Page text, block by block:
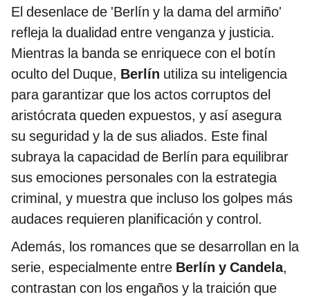
El desenlace de 'Berlín y la dama del armiño'
refleja la dualidad entre venganza y justicia.
Mientras la banda se enriquece con el botín
oculto del Duque, Berlín utiliza su inteligencia
para garantizar que los actos corruptos del
aristócrata queden expuestos, y así asegura
su seguridad y la de sus aliados. Este final
subraya la capacidad de Berlín para equilibrar
sus emociones personales con la estrategia
criminal, y muestra que incluso los golpes más
audaces requieren planificación y control.
Además, los romances que se desarrollan en la
serie, especialmente entre Berlín y Candela,
contrastan con los engaños y la traición que